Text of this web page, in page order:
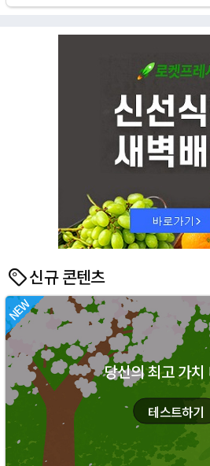
신규 콘텐츠
당신의 최고 가치